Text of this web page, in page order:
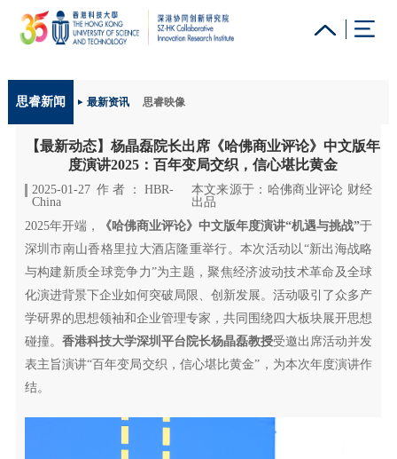
更多科大概览
科大新闻 学术部门索引
校园地图及指南 工作@科大 教授简录 认识科大
思睿新闻 最新资讯 思睿映像
【最新动态】杨晶磊院长出席《哈佛商业评论》中文版年
度演讲2025：百年变局交织，信心堪比黄金
2025-01-27 作者：HBR-
China
本文来源于：哈佛商业评论 财经
出品
2025年开端，
《哈佛商业评论》中文版年度演讲“机遇与挑战”于
深圳市南山香格里拉大酒店隆重举行。本次活动以“新出海战略
与构建新质全球竞争力”为主题，聚焦经济波动技术革命及全球
化演进背景下企业如何突破局限、创新发展。活动吸引了众多产
学研界的思想领袖和企业管理专家，共同围绕四大板块展开思想
碰撞。 香港科技大学深圳平台院长杨晶磊教授受邀出席活动并发
表主旨演讲“百年变局交织，信心堪比黄金”，为本次年度演讲作
结。